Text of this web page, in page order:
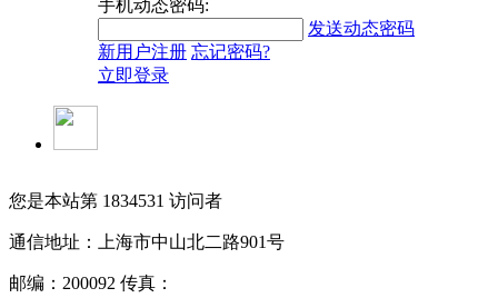
手机动态密码:
发送动态密码
新用户注册 忘记密码?
立即登录
您是本站第 1834531 访问者
通信地址：上海市中山北二路901号
邮编：200092 传真：